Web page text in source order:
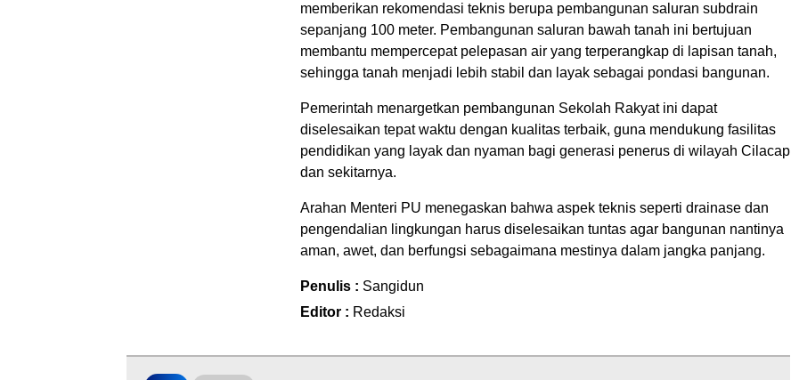
memberikan rekomendasi teknis berupa pembangunan saluran subdrain
sepanjang 100 meter. Pembangunan saluran bawah tanah ini bertujuan
membantu mempercepat pelepasan air yang terperangkap di lapisan tanah,
sehingga tanah menjadi lebih stabil dan layak sebagai pondasi bangunan.
Pemerintah menargetkan pembangunan Sekolah Rakyat ini dapat
diselesaikan tepat waktu dengan kualitas terbaik, guna mendukung fasilitas
pendidikan yang layak dan nyaman bagi generasi penerus di wilayah Cilacap
dan sekitarnya.
Arahan Menteri PU menegaskan bahwa aspek teknis seperti drainase dan
pengendalian lingkungan harus diselesaikan tuntas agar bangunan nantinya
aman, awet, dan berfungsi sebagaimana mestinya dalam jangka panjang.
Penulis : Sangidun
Editor : Redaksi